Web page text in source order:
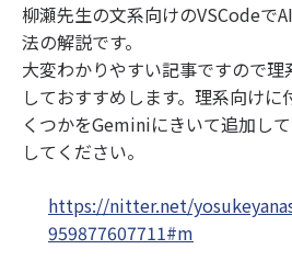
柳瀬先生の文系向けのVSCodeで
法の解説です。
大変わかりやすい記事ですので理
しておすすめします。理系向け
くつかをGeminiにきいて追加し
してください。
https://nitter.net/
959877607711#m